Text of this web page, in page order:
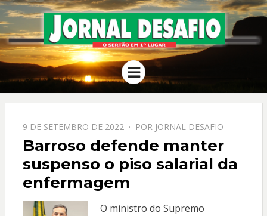
JORNAL
DESAFIO
O Sertão em 1º Lugar
Menu
PPOSTADO
EM
9 DE SETEMBRO DE 2022 POR JORNAL DESAFIO
Barroso defende manter
suspenso o piso salarial da
enfermagem
O ministro do Supremo